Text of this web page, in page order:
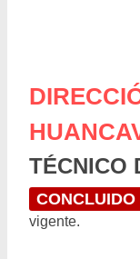
TÉCNICO
CONCLUIDO
vigente.